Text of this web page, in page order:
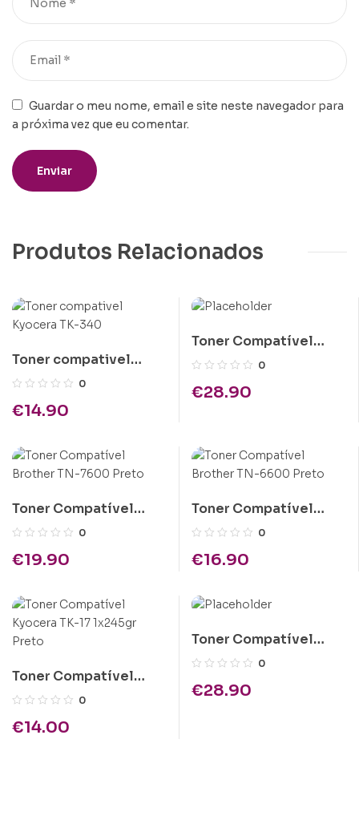
Guardar o meu nome, email e site neste navegador para
a próxima vez que eu comentar.
Produtos Relacionados
Toner compativel
Kyocera TK-340
0
€14.90
Toner Compatível
Epson C1100 Amarelo
0
€28.90
Toner Compatível
Brother TN-7600
0
€19.90
Toner Compatível
Brother TN-6600
0
€16.90
Toner Compatível
Kyocera TK-17 1x245gr
0
€14.00
Toner Compatível
Epson C1100 Magenta
0
€28.90